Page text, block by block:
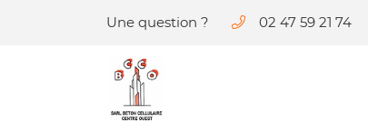
Une question ? 02 47 59 21 74
37600 Beaulieu-les-Loches
02 47 59 21 74